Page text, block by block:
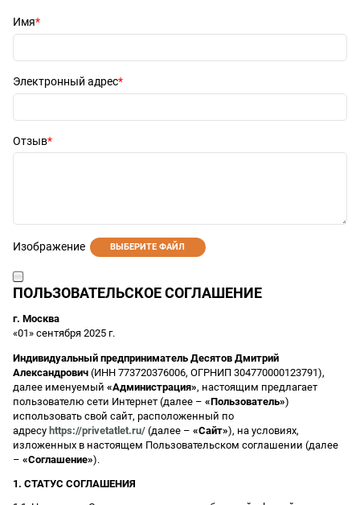
Имя
Электронный адрес
Отзыв
Изображение ВЫБЕРИТЕ ФАЙЛ
ПОЛЬЗОВАТЕЛЬСКОЕ СОГЛАШЕНИЕ
г. Москва
«01» сентября 2025 г.
Индивидуальный предприниматель Десятов Дмитрий
Александрович (ИНН 773720376006, ОГРНИП 304770000123791),
далее именуемый «Администрация», настоящим предлагает
пользователю сети Интернет (далее – «Пользователь»)
использовать свой сайт, расположенный по
адресу https://privetatlet.ru/ (далее – «Сайт»), на условиях,
изложенных в настоящем Пользовательском соглашении (далее
– «Соглашение»).
1. СТАТУС СОГЛАШЕНИЯ